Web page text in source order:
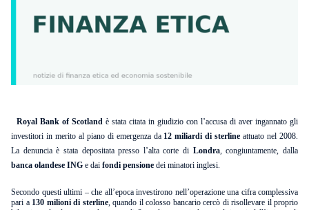
Royal Bank of Scotland è stata citata in giudizio con l’accusa di aver ingannato gli
investitori in merito al piano di emergenza da 12 miliardi di sterline attuato nel 2008.
La denuncia è stata depositata presso l’alta corte di Londra, congiuntamente, dalla
banca olandese ING e dai fondi pensione dei minatori inglesi.
Secondo questi ultimi – che all’epoca investirono nell’operazione una cifra complessiva
pari a130 milioni di sterline, quando il colosso bancario cercò di risollevare il proprio